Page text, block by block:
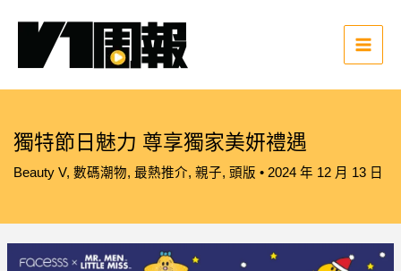
Main
獨特節日魅力 尊享獨家美妍禮遇
Beauty V, 數碼潮物, 最熱推介, 親子, 頭版 • 2024 年 12 月 13 日